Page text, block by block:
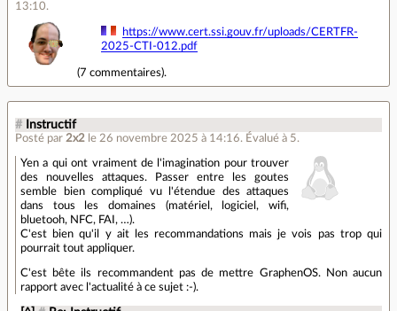
13:10.
https://www.cert.ssi.gouv.fr/uploads/CERTFR-
2025-CTI-012.pdf
(7 commentaires).
# Instructif
Posté par 2x2 le 26 novembre 2025 à 14:16. Évalué à 5.
Yen a qui ont vraiment de l'imagination pour trouver
des nouvelles attaques. Passer entre les goutes
semble bien compliqué vu l'étendue des attaques
dans tous les domaines (matériel, logiciel, wifi,
bluetooh, NFC, FAI, …).
C'est bien qu'il y ait les recommandations mais je vois pas trop qui
pourrait tout appliquer.
C'est bête ils recommandent pas de mettre GraphenOS. Non aucun
rapport avec l'actualité à ce sujet :-).